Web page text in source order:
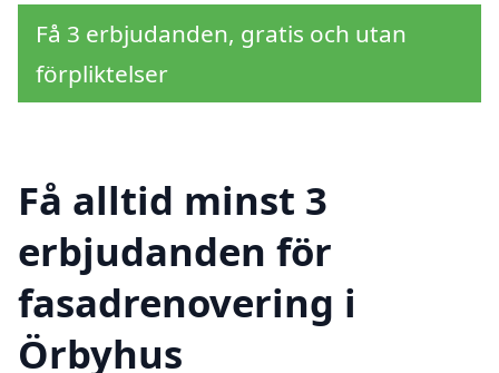
Få 3 erbjudanden, gratis och utan
förpliktelser
Få alltid minst 3
erbjudanden för
fasadrenovering i
Örbyhus